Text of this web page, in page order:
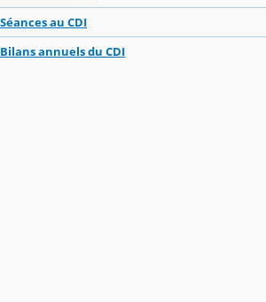
Séances au CDI
Bilans annuels du CDI